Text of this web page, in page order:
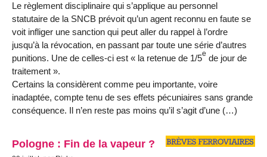
Le règlement disciplinaire qui s’applique au personnel
statutaire de la SNCB prévoit qu’un agent reconnu en faute se
voit infliger une sanction qui peut aller du rappel à l’ordre
jusqu’à la révocation, en passant par toute une série d’autres
punitions. Une de celles-ci est « la retenue de 1/5e de jour de
traitement ».
Certains la considèrent comme peu importante, voire
inadaptée, compte tenu de ses effets pécuniaires sans grande
conséquence. Il n’en reste pas moins qu’il s’agit d’une (…)
Pologne : Fin de la vapeur ?